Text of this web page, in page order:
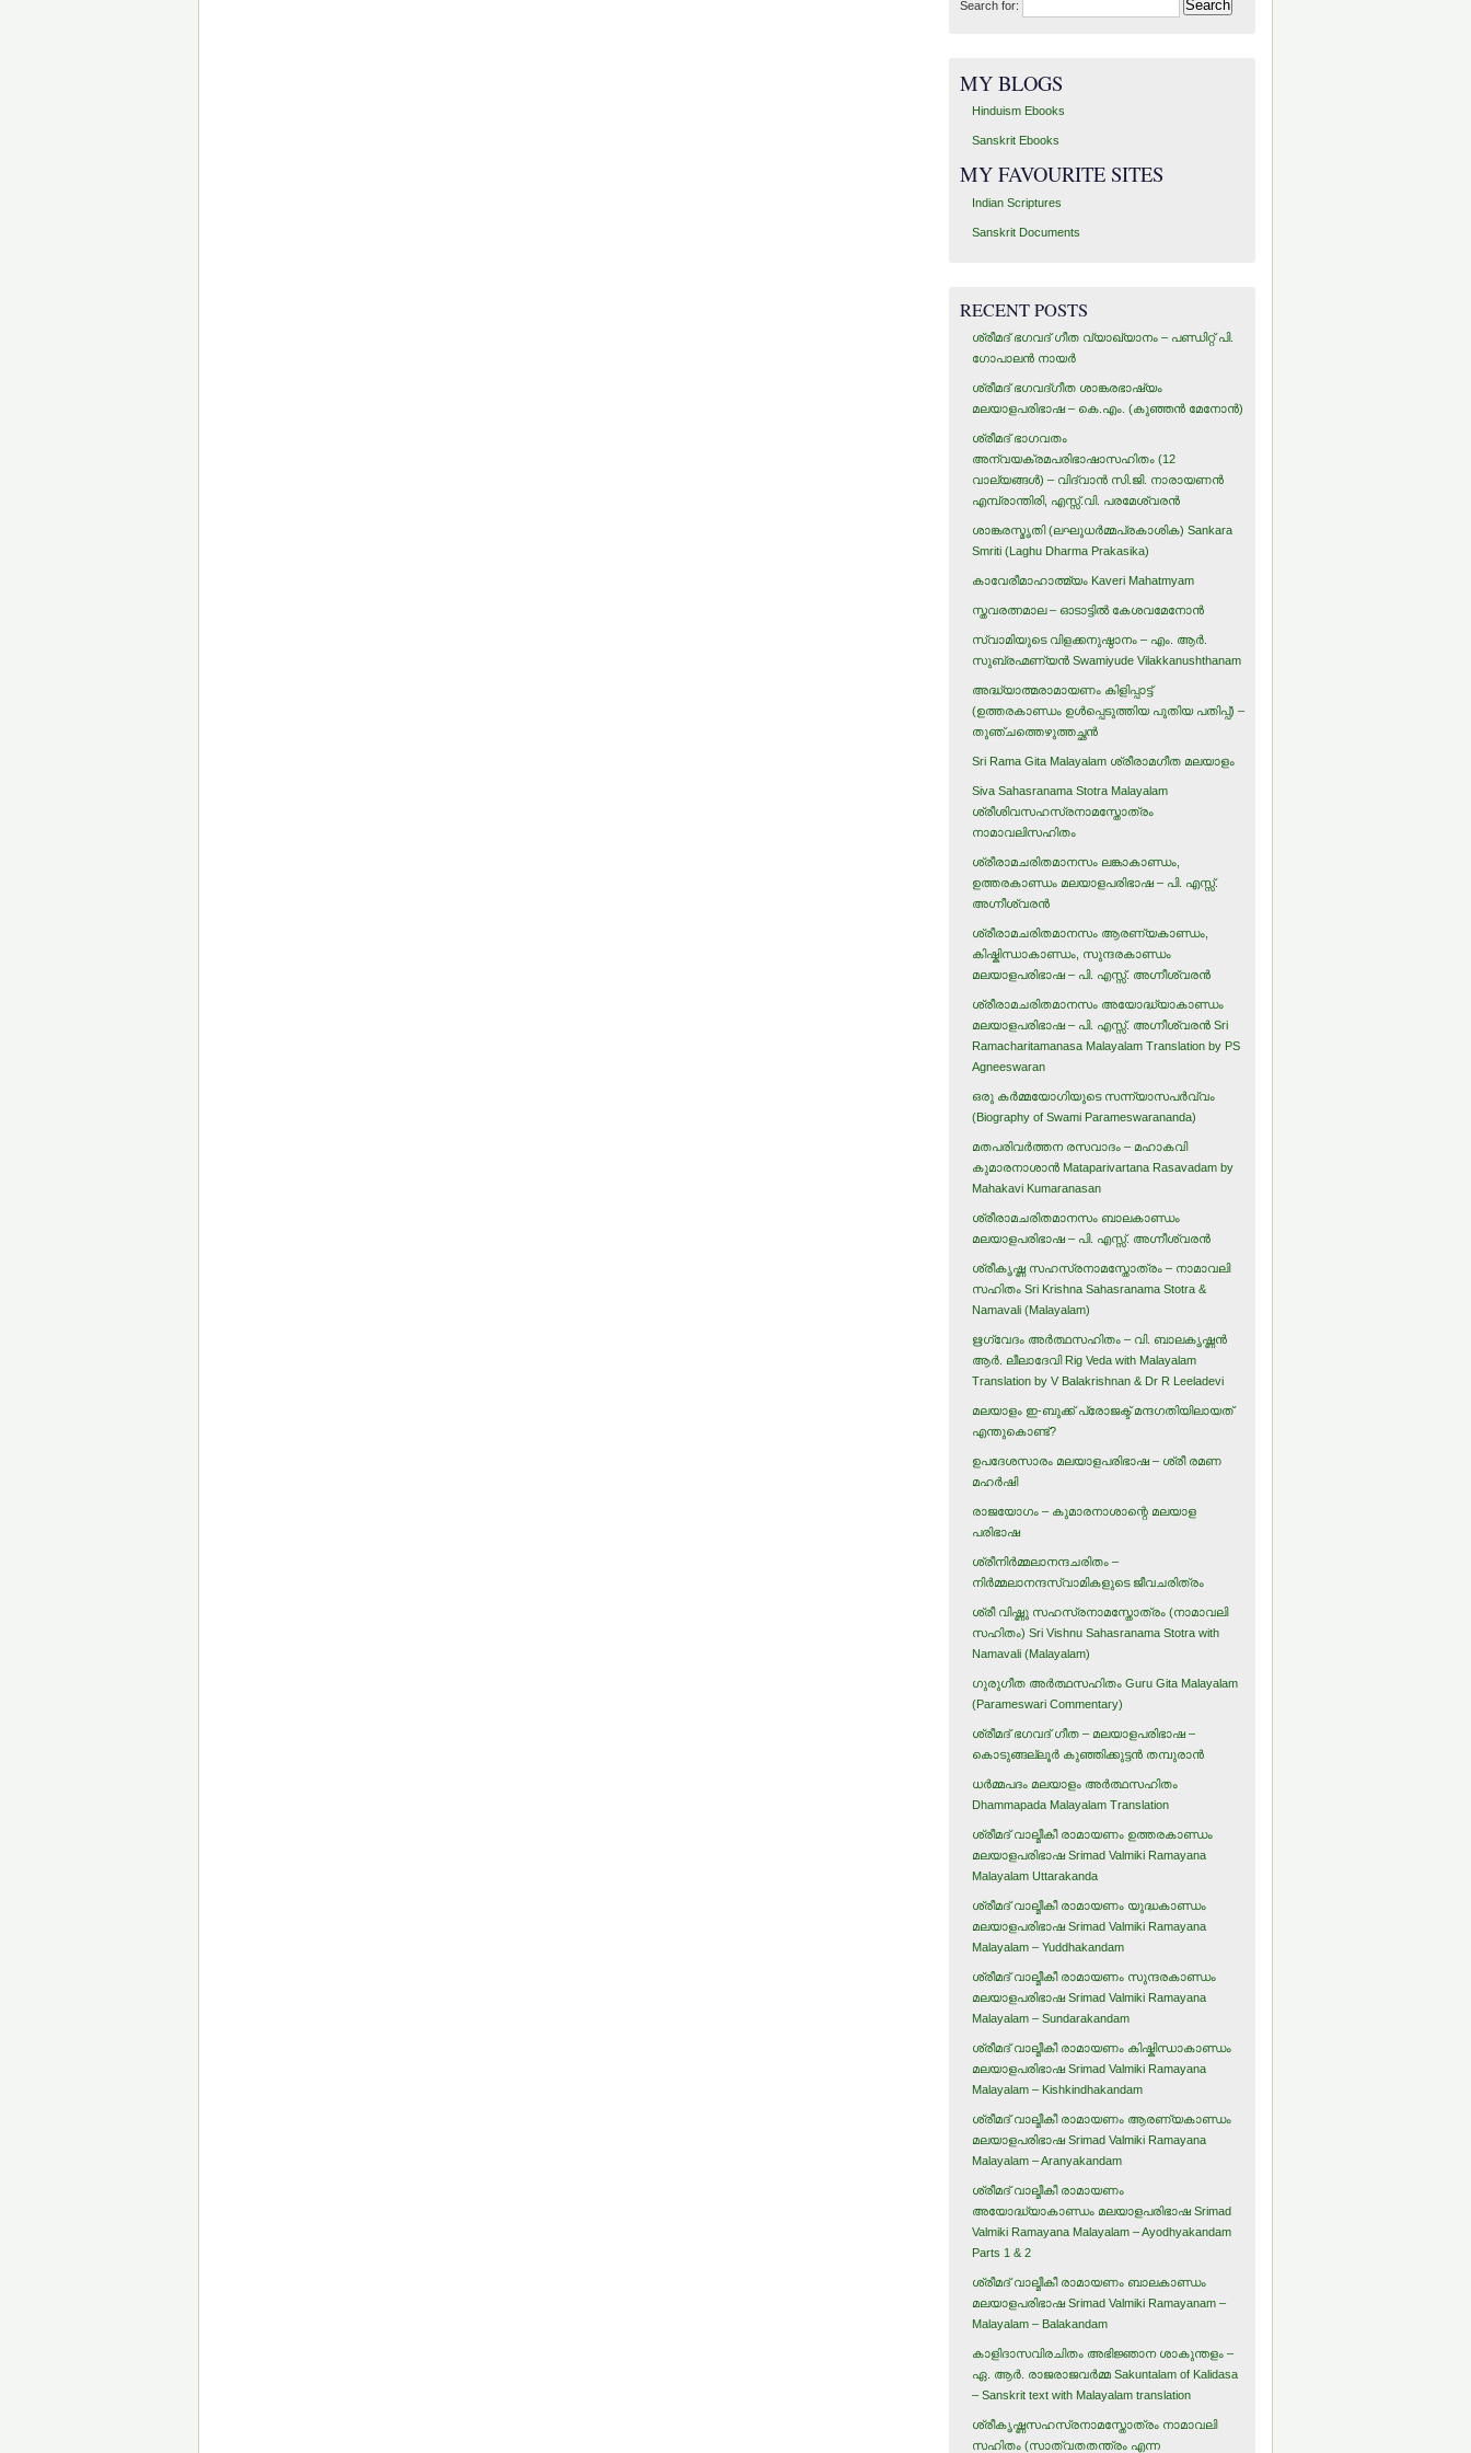
Search for:
MY BLOGS
Hinduism Ebooks
Sanskrit Ebooks
MY FAVOURITE SITES
Indian Scriptures
Sanskrit Documents
RECENT POSTS
ശ്രീമദ് ഭഗവദ് ഗീത വ്യാഖ്യാനം – പണ്ഡിറ്റ് പി.
ഗോപാലന്‍ നായര്‍
ശ്രീമദ് ഭഗവദ്ഗീത ശാങ്കരഭാഷ്യം
മലയാളപരിഭാഷ – കെ.എം. (കുഞ്ഞന്‍ മേനോന്‍)
ശ്രീമദ് ഭാഗവതം
അന്വയക്രമപരിഭാഷാസഹിതം (12
വാല്യങ്ങള്‍) – വിദ്വാന്‍ സി.ജി. നാരായണന്‍
എമ്പ്രാന്തിരി, എസ്സ്.വി. പരമേശ്വരന്‍
ശാങ്കരസ്മൃതി (ലഘുധര്‍മ്മപ്രകാശിക) Sankara
Smriti (Laghu Dharma Prakasika)
കാവേരീമാഹാത്മ്യം Kaveri Mahatmyam
സ്തവരത്നമാല – ഓടാട്ടില്‍ കേശവമേനോന്‍
സ്വാമിയുടെ വിളക്കനുഷ്ഠാനം – എം. ആര്‍.
സുബ്രഹ്മണ്യന്‍ Swamiyude Vilakkanushthanam
അദ്ധ്യാത്മരാമായണം കിളിപ്പാട്ട്‌
(ഉത്തരകാണ്ഡം ഉള്‍പ്പെടുത്തിയ പുതിയ പതിപ്പ്) –
തുഞ്ചത്തെഴുത്തച്ഛന്‍
Sri Rama Gita Malayalam ശ്രീരാമഗീത മലയാളം
Siva Sahasranama Stotra Malayalam
ശ്രീശിവസഹസ്രനാമസ്തോത്രം
നാമാവലിസഹിതം
ശ്രീരാമചരിതമാനസം ലങ്കാകാണ്ഡം,
ഉത്തരകാണ്ഡം മലയാളപരിഭാഷ – പി. എസ്സ്.
അഗ്നീശ്വരന്‍
ശ്രീരാമചരിതമാനസം ആരണ്യകാണ്ഡം,
കിഷ്കിന്ധാകാണ്ഡം, സുന്ദരകാണ്ഡം
മലയാളപരിഭാഷ – പി. എസ്സ്. അഗ്നീശ്വരന്‍
ശ്രീരാമചരിതമാനസം അയോദ്ധ്യാകാണ്ഡം
മലയാളപരിഭാഷ – പി. എസ്സ്. അഗ്നീശ്വരന്‍ Sri
Ramacharitamanasa Malayalam Translation by PS
Agneeswaran
ഒരു കര്‍മ്മയോഗിയുടെ സന്ന്യാസപര്‍വ്വം
(Biography of Swami Parameswarananda)
മതപരിവര്‍ത്തന രസവാദം – മഹാകവി
കുമാരനാശാന്‍ Mataparivartana Rasavadam by
Mahakavi Kumaranasan
ശ്രീരാമചരിതമാനസം ബാലകാണ്ഡം
മലയാളപരിഭാഷ – പി. എസ്സ്. അഗ്നീശ്വരന്‍
ശ്രീകൃഷ്ണ സഹസ്രനാമസ്തോത്രം – നാമാവലി
സഹിതം Sri Krishna Sahasranama Stotra &
Namavali (Malayalam)
ഋഗ്വേദം അര്‍ത്ഥസഹിതം – വി. ബാലകൃഷ്ണന്‍
ആര്‍. ലീലാദേവി Rig Veda with Malayalam
Translation by V Balakrishnan & Dr R Leeladevi
മലയാളം ഇ-ബുക്ക് പ്രോജക്ട് മന്ദഗതിയിലായത്
എന്തുകൊണ്ട്?
ഉപദേശസാരം മലയാളപരിഭാഷ – ശ്രീ രമണ
മഹര്‍ഷി
രാജയോഗം – കുമാരനാശാന്റെ മലയാള
പരിഭാഷ
ശ്രീനിര്‍മ്മലാനന്ദചരിതം –
നിര്‍മ്മലാനന്ദസ്വാമികളുടെ ജീവചരിത്രം
ശ്രീ വിഷ്ണു സഹസ്രനാമസ്തോത്രം (നാമാവലി
സഹിതം) Sri Vishnu Sahasranama Stotra with
Namavali (Malayalam)
ഗുരുഗീത അര്‍ത്ഥസഹിതം Guru Gita Malayalam
(Parameswari Commentary)
ശ്രീമദ് ഭഗവദ് ഗീത – മലയാളപരിഭാഷ –
കൊടുങ്ങല്ലൂര്‍ കുഞ്ഞിക്കുട്ടന്‍ തമ്പുരാന്‍
ധര്‍മ്മപദം മലയാളം അര്‍ത്ഥസഹിതം
Dhammapada Malayalam Translation
ശ്രീമദ് വാല്മീകീ രാമായണം ഉത്തരകാണ്ഡം
മലയാളപരിഭാഷ Srimad Valmiki Ramayana
Malayalam Uttarakanda
ശ്രീമദ് വാല്മീകീ രാമായണം യുദ്ധകാണ്ഡം
മലയാളപരിഭാഷ Srimad Valmiki Ramayana
Malayalam – Yuddhakandam
ശ്രീമദ് വാല്മീകീ രാമായണം സുന്ദരകാണ്ഡം
മലയാളപരിഭാഷ Srimad Valmiki Ramayana
Malayalam – Sundarakandam
ശ്രീമദ് വാല്മീകീ രാമായണം കിഷ്കിന്ധാകാണ്ഡം
മലയാളപരിഭാഷ Srimad Valmiki Ramayana
Malayalam – Kishkindhakandam
ശ്രീമദ് വാല്മീകീ രാമായണം ആരണ്യകാണ്ഡം
മലയാളപരിഭാഷ Srimad Valmiki Ramayana
Malayalam – Aranyakandam
ശ്രീമദ് വാല്മീകീ രാമായണം
അയോദ്ധ്യാകാണ്ഡം മലയാളപരിഭാഷ Srimad
Valmiki Ramayana Malayalam – Ayodhyakandam
Parts 1 & 2
ശ്രീമദ് വാല്മീകീ രാമായണം ബാലകാണ്ഡം
മലയാളപരിഭാഷ Srimad Valmiki Ramayanam –
Malayalam – Balakandam
കാളിദാസവിരചിതം അഭിജ്ഞാന ശാകുന്തളം –
ഏ. ആര്‍. രാജരാജവര്‍മ്മ Sakuntalam of Kalidasa
– Sanskrit text with Malayalam translation
ശ്രീകൃഷ്ണസഹസ്രനാമസ്തോത്രം നാമാവലി
സഹിതം (സാത്വതതന്ത്രം എന്ന